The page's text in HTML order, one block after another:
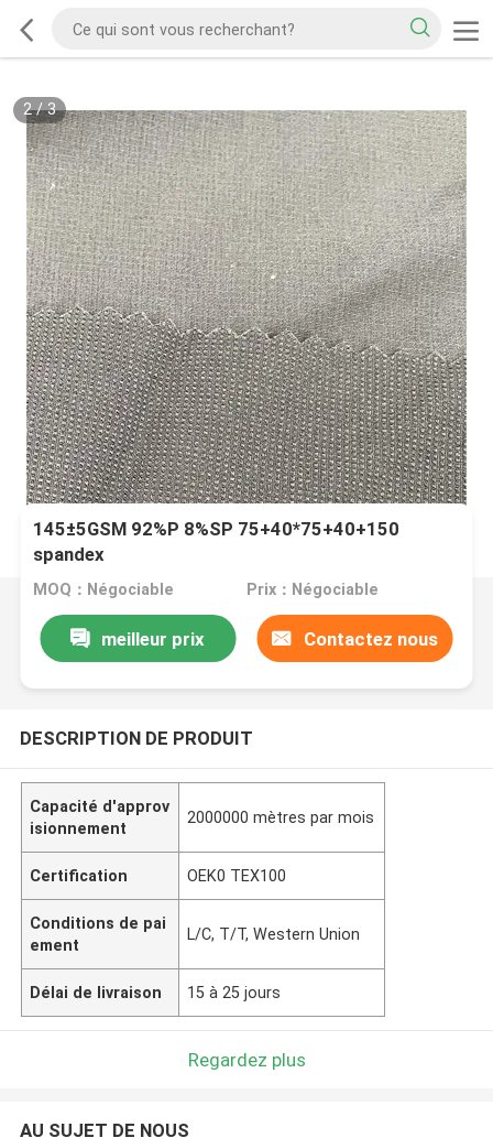
2/3
145±5GSM 92%P 8%SP 75+40*75+40+150
spandex
MOQ：Négociable Prix：Négociable
meilleur prix Contactez nous
DESCRIPTION DE PRODUIT
Capacité d'approv
isionnement
2000000 mètres par mois
Certification OEK0 TEX100
Conditions de pai
ement
L/C, T/T, Western Union
Délai de livraison 15 à 25 jours
Regardez plus
AU SUJET DE NOUS